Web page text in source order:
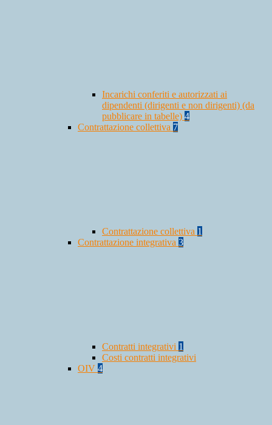
Incarichi conferiti e autorizzati ai
dipendenti (dirigenti e non dirigenti) (da
pubblicare in tabelle) 4
Contrattazione collettiva 7
Contrattazione collettiva 1
Contrattazione integrativa 3
Contratti integrativi 1
Costi contratti integrativi
OIV 4